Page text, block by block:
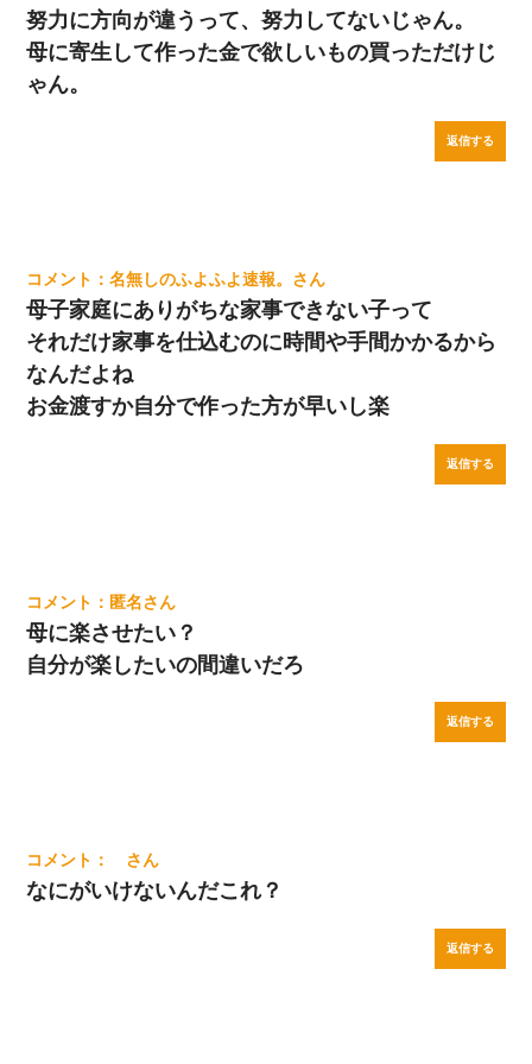
努力に方向が違うって、努力してないじゃん。
母に寄生して作った金で欲しいもの買っただけじ
ゃん。
返信する
名無しのふよふよ速報。
母子家庭にありがちな家事できない子って
それだけ家事を仕込むのに時間や手間かかるから
なんだよね
お金渡すか自分で作った方が早いし楽
返信する
匿名
母に楽させたい？
自分が楽したいの間違いだろ
返信する
なにがいけないんだこれ？
返信する